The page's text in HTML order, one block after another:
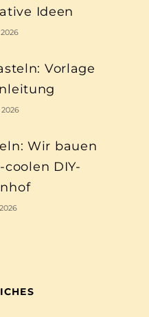
Ideen
2026
Vorlage
2026
Wir bauen
DIY-